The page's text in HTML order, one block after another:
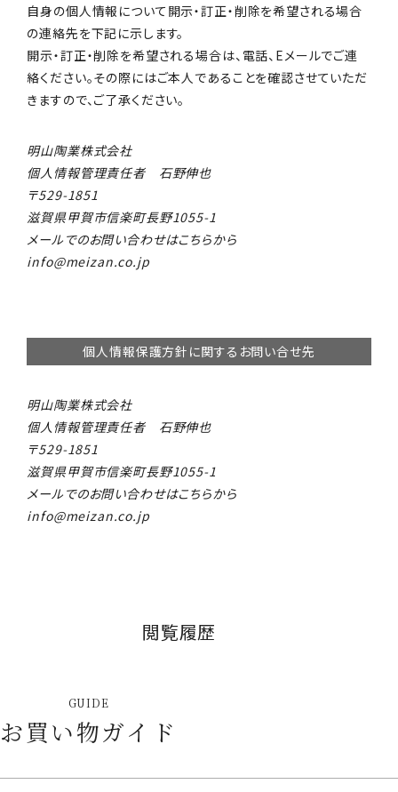
自身の個人情報について開示・訂正・削除を希望される場合
の連絡先を下記に示します。
開示・訂正・削除を希望される場合は、電話、Eメールでご連
絡ください。その際にはご本人であることを確認させていただ
きますので、ご了承ください。
明山陶業株式会社
個人情報管理責任者 石野伸也
529-1851
滋賀県甲賀市信楽町長野1055-1
メールでのお問い合わせはこちらから
info@meizan.co.jp
個人情報保護方針に関するお問い合せ先
明山陶業株式会社
個人情報管理責任者 石野伸也
529-1851
滋賀県甲賀市信楽町長野1055-1
メールでのお問い合わせはこちらから
info@meizan.co.jp
閲覧履歴
GUIDE
お買い物ガイド